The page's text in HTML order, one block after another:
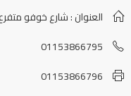
العنوان : شارع خوفو
01153866795
01153866796